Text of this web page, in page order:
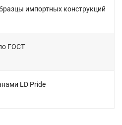
импортных конструкций
ГОСТ
LD Pride